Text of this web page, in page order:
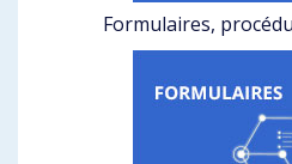
Formulaires,